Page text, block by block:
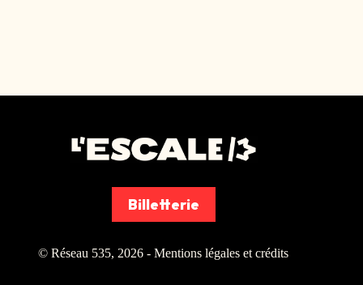
Billetterie
© Réseau 535, 2026 -Mentions légales et crédits